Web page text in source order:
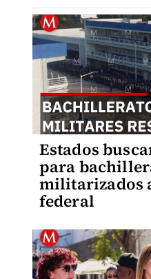
Estados
para
militarizados
federal